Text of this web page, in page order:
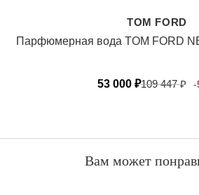
TOM FORD
Парфюмерная вода TOM FORD
53 000 ₽109 447₽ -
Вам может